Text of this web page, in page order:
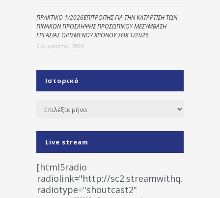
ΠΡΑΚΤΙΚΟ 1/2026ΕΠΙΤΡΟΠΗΣ ΓΙΑ ΤΗΝ ΚΑΤΑΡΤΙΣΗ ΤΩΝ
ΠΙΝΑΚΩΝ ΠΡΟΣΛΗΨΗΣ ΠΡΟΣΩΠΙΚΟΥ ΜΕΣΥΜΒΑΣΗ
ΕΡΓΑΣΙΑΣ ΟΡΙΣΜΕΝΟΥ ΧΡΟΝΟΥ ΣΟΧ 1/2026
6 Αυγούστου 2026
Ιστορικό
Ιστορικό
Live stream
[html5radio
radiolink="http://
radiotype="shoutcast2"